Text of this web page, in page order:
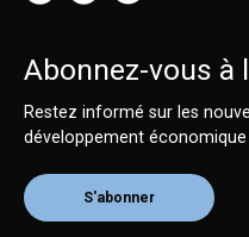
Abonnez-vous à
Restez informé sur les
développement économique
S'abonner